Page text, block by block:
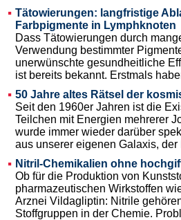
Tätowierungen: langfristige
Farbpigmente in Lymphknoten
Dass Tätowierungen durch
Verwendung bestimmter
unerwünschte gesundheitliche
ist bereits bekannt. Erstmals
50 Jahre altes Rätsel der
Seit den 1960er Jahren ist die
Teilchen mit Energien mehrerer
wurde immer wieder darüber
aus unserer eigenen Galaxis, der
Nitril-Chemikalien ohne
Ob für die Produktion von
pharmazeutischen Wirkstoffen
Arznei Vildagliptin: Nitrile
Stoffgruppen in der Chemie.